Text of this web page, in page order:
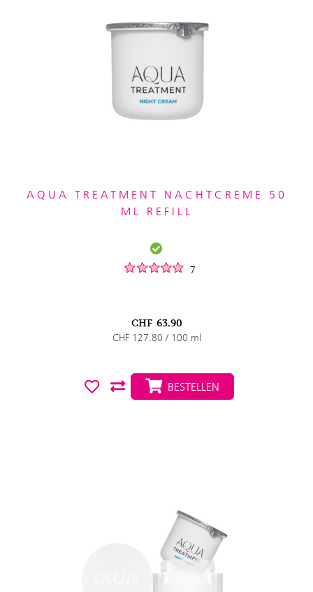
AQUA TREATMENT NACHTCREME 50
ML REFILL
7
CHF 63.90
CHF 127.80 / 100 ml
BESTELLEN